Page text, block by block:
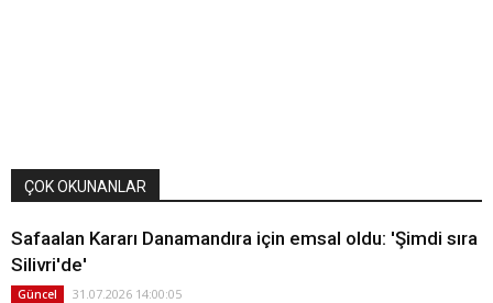
ÇOK OKUNANLAR
Safaalan Kararı Danamandıra için emsal oldu: 'Şimdi sıra
Silivri'de'
Güncel 31.07.2026 14:00:05